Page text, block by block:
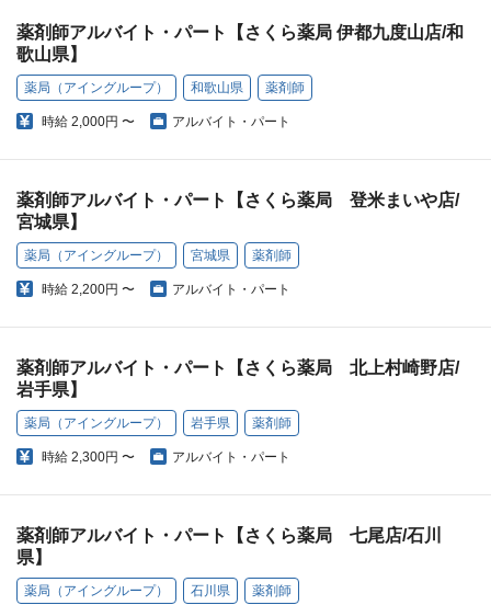
薬剤師アルバイト・パート【さくら薬局 伊都九度山店/和
歌山県】
薬局（アイングループ） 和歌山県 薬剤師
時給 2,000円 〜 アルバイト・パート
薬剤師アルバイト・パート【さくら薬局 登米まいや店/
宮城県】
薬局（アイングループ） 宮城県 薬剤師
時給 2,200円 〜 アルバイト・パート
薬剤師アルバイト・パート【さくら薬局 北上村崎野店/
岩手県】
薬局（アイングループ） 岩手県 薬剤師
時給 2,300円 〜 アルバイト・パート
薬剤師アルバイト・パート【さくら薬局 七尾店/石川
県】
薬局（アイングループ） 石川県 薬剤師